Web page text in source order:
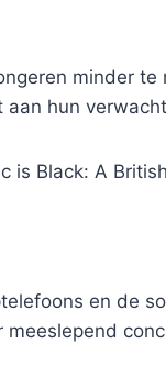
minder
hun
is Black: A
en de
meeslepend